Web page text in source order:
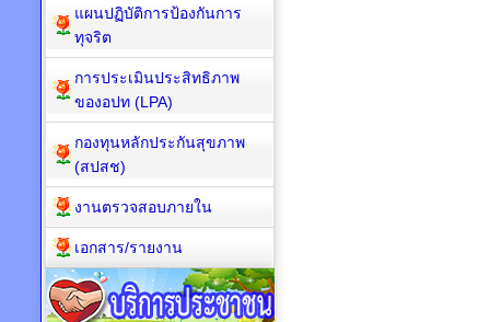
แผนปฏิบัติการป้องกันการ
ทุจริต
การประเมินประสิทธิภาพ
ของอปท (LPA)
กองทุนหลักประกันสุขภาพ
(สปสช)
งานตรวจสอบภายใน
เอกสาร/รายงาน